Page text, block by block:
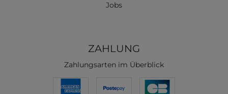
Jobs
ZAHLUNG
Zahlungsarten im Überblick